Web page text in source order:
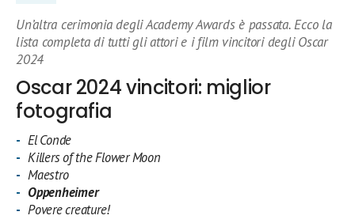
Un’altra cerimonia degli Academy Awards è passata. Ecco la
lista completa di tutti gli attori e i film vincitori degli Oscar
2024
Oscar 2024 vincitori: miglior
fotografia
El Conde
Killers of the Flower Moon
Maestro
Oppenheimer
Povere creature!